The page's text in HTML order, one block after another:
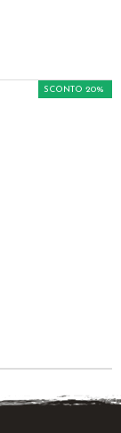
SCONTO 20%